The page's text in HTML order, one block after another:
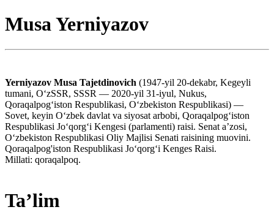
Musa Yerniyazov
Yerniyazov Musa Tajetdinovich (1947-yil 20-dekabr, Kegeyli
tumani, OʻzSSR, SSSR — 2020-yil 31-iyul, Nukus,
Qoraqalpogʻiston Respublikasi, Oʻzbekiston Respublikasi) —
Sovet, keyin Oʻzbek davlat va siyosat arbobi, Qoraqalpogʻiston
Respublikasi Joʻqorgʻi Kengesi (parlamenti) raisi. Senat aʼzosi,
Oʻzbekiston Respublikasi Oliy Majlisi Senati raisining muovini.
Qoraqalpog'iston Respublikasi Joʻqorgʻi Kenges Raisi.
Millati: qoraqalpoq.
Taʼlim